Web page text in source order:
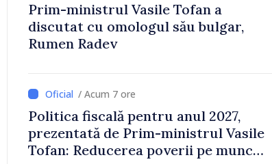
Prim-ministrul Vasile Tofan a
discutat cu omologul său bulgar,
Rumen Radev
/ Acum 7 ore
Politica fiscală pentru anul 2027,
prezentată de Prim-ministrul Vasile
Tofan: Reducerea poverii pe muncă,